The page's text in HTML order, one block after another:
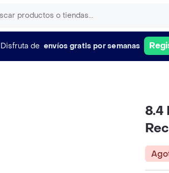
Disfruta de envíos gratis por semanas
8.4